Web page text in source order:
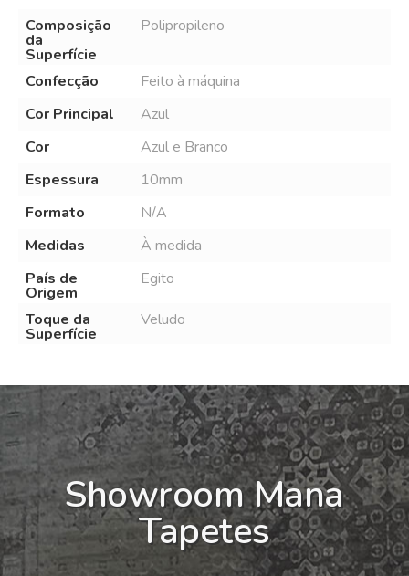
Composição
da
Superfície
Polipropileno
Confecção
Feito à máquina
Cor Principal
Azul
Cor
Azul e Branco
Espessura
10mm
Formato
N/A
Medidas
À medida
País de
Origem
Egito
Toque da
Superfície
Veludo
Showroom Mana
Tapetes